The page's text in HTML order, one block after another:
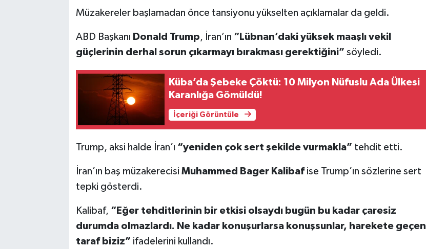
Müzakereler başlamadan önce tansiyonu yükselten açıklamalar da geldi.
ABD Başkanı Donald Trump, İran’ın “Lübnan’daki yüksek maaşlı vekil
güçlerinin derhal sorun çıkarmayı bırakması gerektiğini” söyledi.
Küba’da Şebeke Çöktü: 10 Milyon Nüfuslu Ada Ülkesi
Karanlığa Gömüldü!
İçeriği Görüntüle
Trump, aksi halde İran’ı “yeniden çok sert şekilde vurmakla” tehdit etti.
İran’ın baş müzakerecisi Muhammed Bager Kalibafise Trump’ın sözlerine sert
tepki gösterdi.
Kalibaf, “Eğer tehditlerinin bir etkisi olsaydı bugün bu kadar çaresiz
durumda olmazlardı. Ne kadar konuşurlarsa konuşsunlar, harekete geçen
taraf biziz” ifadelerini kullandı.